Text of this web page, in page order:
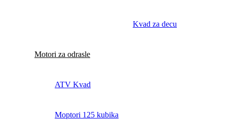
Kvad za decu
Motori za odrasle
ATV Kvad
Moptori 125 kubika